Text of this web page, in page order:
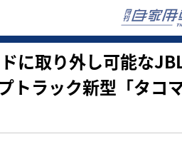
に取り外し可能な
ラック新型「タコ